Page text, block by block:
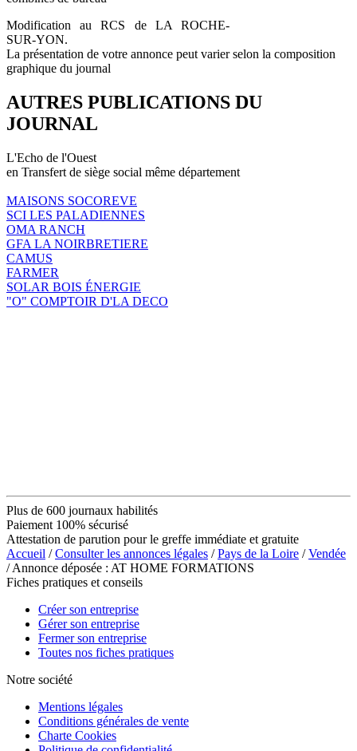
Modification au RCS de LA ROCHE-
SUR-YON.
La présentation de votre annonce peut varier selon la composition
graphique du journal
AUTRES PUBLICATIONS DU
JOURNAL
L'Echo de l'Ouest
en Transfert de siège social même département
MAISONS SOCOREVE
SCI LES PALADIENNES
OMA RANCH
GFA LA NOIRBRETIERE
CAMUS
FARMER
SOLAR BOIS ÉNERGIE
"O" COMPTOIR D'LA DECO
Plus de 600 journaux habilités
Paiement 100% sécurisé
Attestation de parution pour le greffe immédiate et gratuite
Accueil /Consulter les annonces légales /Pays de la Loire /Vendée
/ Annonce déposée : AT HOME FORMATIONS
Fiches pratiques et conseils
Créer son entreprise
Gérer son entreprise
Fermer son entreprise
Toutes nos fiches pratiques
Notre société
Mentions légales
Conditions générales de vente
Charte Cookies